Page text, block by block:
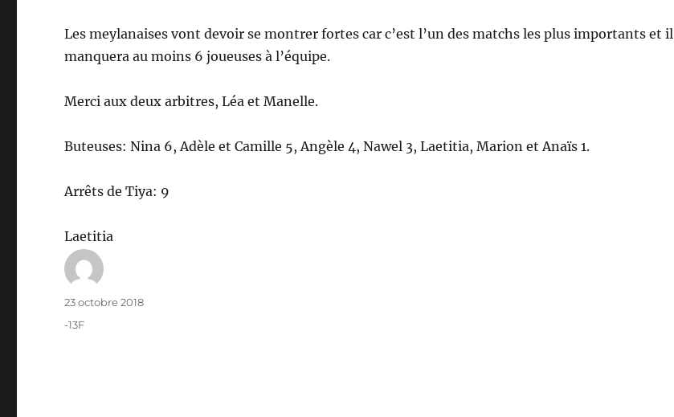
Les meylanaises vont devoir se montrer fortes car c’est l’un des matchs les plus importants et il
manquera au moins 6 joueuses à l’équipe.
Merci aux deux arbitres, Léa et Manelle.
Buteuses: Nina 6, Adèle et Camille 5, Angèle 4, Nawel 3, Laetitia, Marion et Anaïs 1.
Arrêts de Tiya: 9
Laetitia
Auteur
Publié
23 octobre 2018
Catégories
-13F